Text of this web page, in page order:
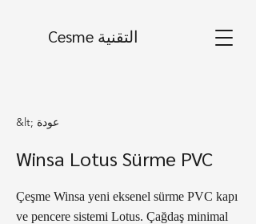
Cesme التقنية
&lt; عودة
Winsa Lotus Sürme PVC
Çeşme Winsa yeni eksenel sürme PVC kapı
ve pencere sistemi Lotus. Çağdaş minimal